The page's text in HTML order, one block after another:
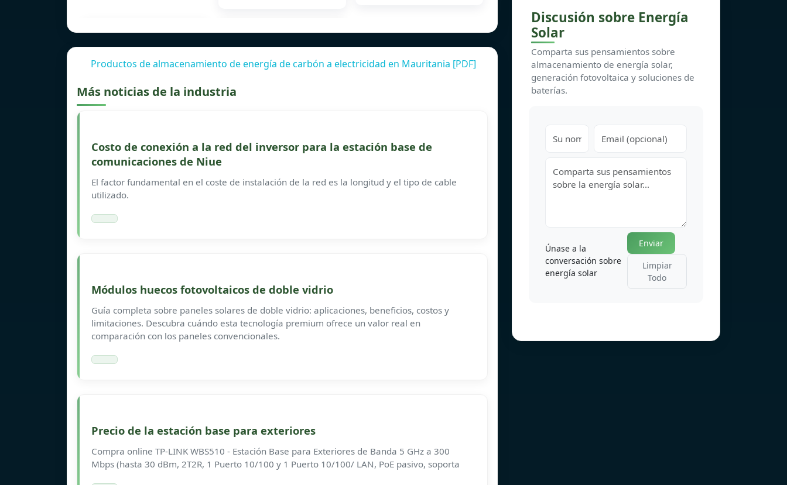
Productos de almacenamiento de energía de carbón a electricidad en Mauritania [PDF]
Más noticias de la industria
Costo de conexión a la red del inversor para la estación base de
comunicaciones de Niue
El factor fundamental en el coste de instalación de la red es la longitud y el tipo de cable
utilizado.
Módulos huecos fotovoltaicos de doble vidrio
Guía completa sobre paneles solares de doble vidrio: aplicaciones, beneficios, costos y
limitaciones. Descubra cuándo esta tecnología premium ofrece un valor real en
comparación con los paneles convencionales.
Precio de la estación base para exteriores
Compra online TP-LINK WBS510 - Estación Base para Exteriores de Banda 5 GHz a 300
Mbps (hasta 30 dBm, 2T2R, 1 Puerto 10/100 y 1 Puerto 10/100/ LAN, PoE pasivo, soporta
Discusión sobre Energía
Solar
Comparta sus pensamientos sobre
almacenamiento de energía solar,
generación fotovoltaica y soluciones de
baterías.
Únase a la
conversación sobre
energía solar
Enviar
Limpiar
Todo